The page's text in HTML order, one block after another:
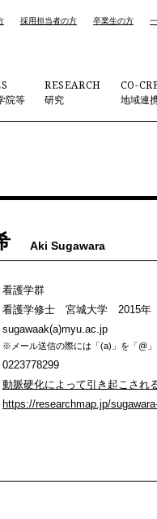
採用担当者の方 卒業生の方
院等
RESEARCH
研究
CO-
地域連
Aki Sugawara
看護学群
看護学修士 宮城大学 2015年
sugawaak(a)myu.ac.jp
※メール送信の際には「(a)」を「@
0223778299
動脈硬化によって引き起こされ
https://researchmap.jp/